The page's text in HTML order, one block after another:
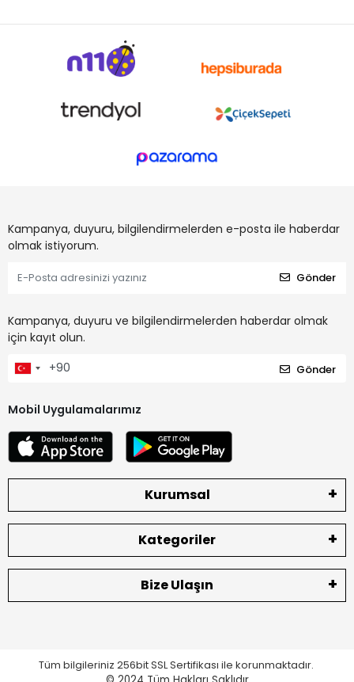
Kampanya, duyuru, bilgilendirmelerden e-posta ile haberdar
olmak istiyorum.
Gönder
Kampanya, duyuru ve bilgilendirmelerden haberdar olmak
için kayıt olun.
Gönder
Mobil Uygulamalarımız
Kurumsal
Kategoriler
Bize Ulaşın
Tüm bilgileriniz 256bit SSL Sertifikası ile korunmaktadır.